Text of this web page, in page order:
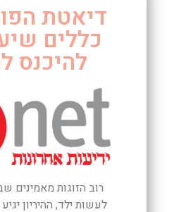
כללים
להיכנס
רוב הזוגות מאמינים
לעשות ילד, ההיריון